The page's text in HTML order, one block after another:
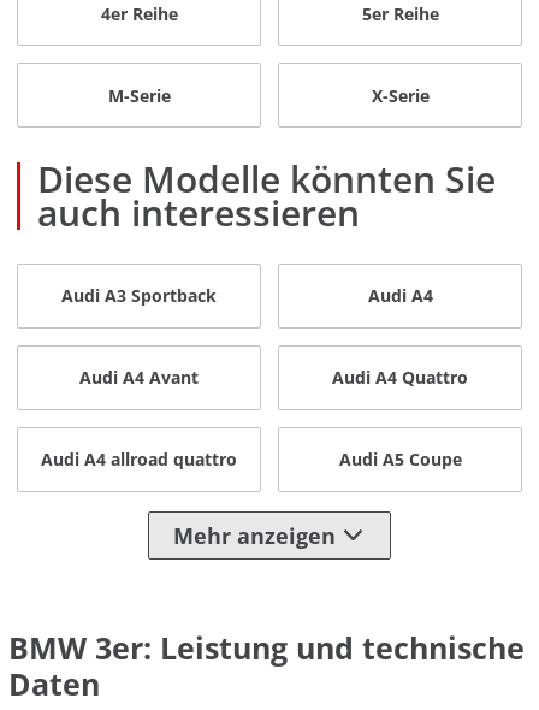
4er Reihe 5er Reihe
M-Serie X-Serie
Diese Modelle könnten Sie
auch interessieren
Audi A3 Sportback Audi A4
Audi A4 Avant Audi A4 Quattro
Audi A4 allroad quattro Audi A5 Coupe
Mehr anzeigen
BMW 3er: Leistung und technische
Daten